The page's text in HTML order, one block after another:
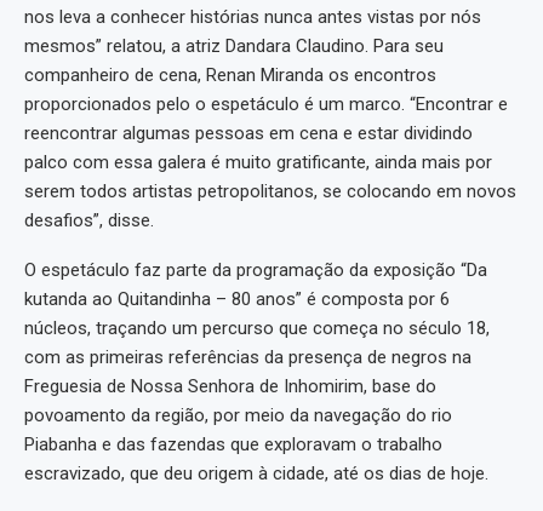
nos leva a conhecer histórias nunca antes vistas por nós
mesmos” relatou, a atriz Dandara Claudino. Para seu
companheiro de cena, Renan Miranda os encontros
proporcionados pelo o espetáculo é um marco. “Encontrar e
reencontrar algumas pessoas em cena e estar dividindo
palco com essa galera é muito gratificante, ainda mais por
serem todos artistas petropolitanos, se colocando em novos
desafios”, disse.
O espetáculo faz parte da programação da exposição “Da
kutanda ao Quitandinha – 80 anos” é composta por 6
núcleos, traçando um percurso que começa no século 18,
com as primeiras referências da presença de negros na
Freguesia de Nossa Senhora de Inhomirim, base do
povoamento da região, por meio da navegação do rio
Piabanha e das fazendas que exploravam o trabalho
escravizado, que deu origem à cidade, até os dias de hoje.